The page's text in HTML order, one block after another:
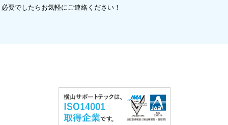
要でしたらお気軽にご連絡ください！